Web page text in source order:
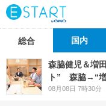
総合 国内
森脇健児＆増
ト” 森脇→“
08月08日 7時30分